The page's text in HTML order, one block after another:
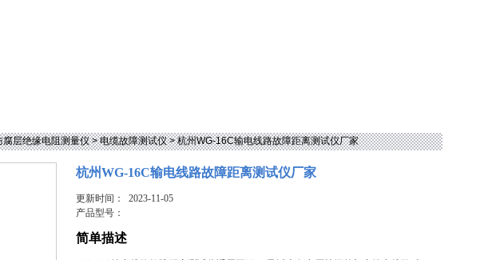
腐层绝缘电阻测量仪>电缆故障测试仪> 杭州WG-16C输电线路故障距离测试仪厂家
杭州WG-16C输电线路故障距离测试仪厂家
更新时间： 2023-11-05
产品型号：
简单描述